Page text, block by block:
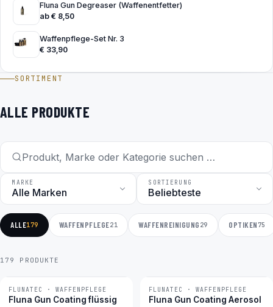
Fluna Gun Degreaser (Waffenentfetter)
ab € 8,50
Waffenpflege-Set Nr. 3
€ 33,90
SORTIMENT
ALLE PRODUKTE
MARKE SORTIERUNG
ALLE179 WAFFENPFLEGE21 WAFFENREINIGUNG 29 OPTIKEN75
179 PRODUKTE
BESTSELLER
FLUNATEC · WAFFENPFLEGE
Fluna Gun Coating flüssig
BESTSELLER
FLUNATEC · WAFFENPFLEGE
Fluna Gun Coating Aerosol